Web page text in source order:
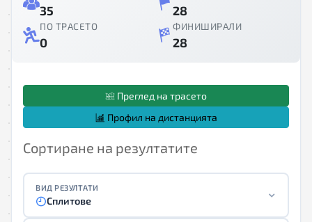
35 28
ПО ТРАСЕТО
0
ФИНИШИРАЛИ
28
Преглед на трасето
Профил на дистанцията
Сортиране на резултатите
ВИД РЕЗУЛТАТИ
Сплитове